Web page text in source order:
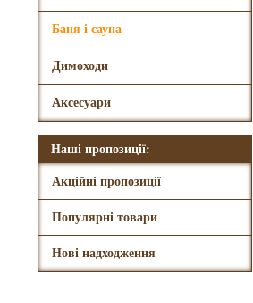
Баня і сауна
Димоходи
Аксесуари
Наші пропозиції:
Акційні пропозиції
Популярні товари
Нові надходження